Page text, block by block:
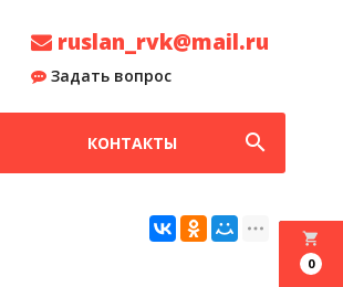
ruslan_rvk@mail.ru
Задать вопрос
КОНТАКТЫ search
local_grocery_store
0